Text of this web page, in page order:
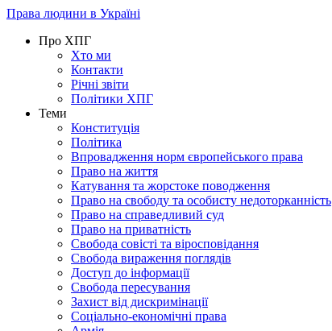
Права людини в Україні
Про ХПГ
Хто ми
Контакти
Річні звіти
Політики ХПГ
Теми
Конституція
Політика
Впровадження норм європейського права
Право на життя
Катування та жорстоке поводження
Право на свободу та особисту недоторканність
Право на справедливий суд
Право на приватність
Свобода совісті та віросповідання
Свобода вираження поглядів
Доступ до інформації
Свобода пересування
Захист від дискримінації
Соціально-економічні права